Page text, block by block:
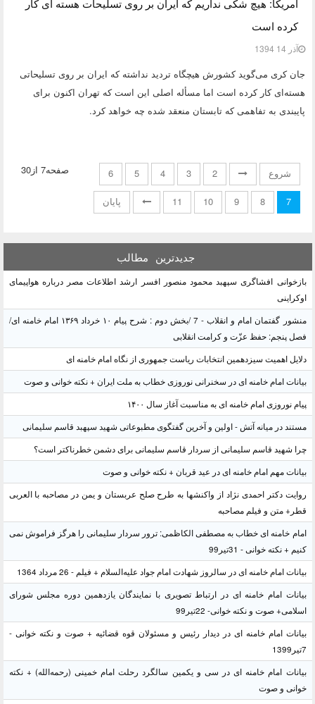
آمریکا: هیچ شکی نداریم که ایران بر روی تسلیحات هسته ای کار
کرده است
آذر 14 1394
جان کری می‌گوید کشورش هیچگاه تردید نداشته که ایران بر روی تسلیحاتی
هسته‌ای کار کرده است اما مسأله اصلی این است که تهران اکنون برای
پایبندی به تفاهمی که تابستان منعقد شده چه خواهد کرد.
صفحه7 از30 شروع 2
3
4
5
6
7
8
9
10
11 پایان
جدیدترین مطالب
بازخوانی افشاگری سپهبد محمود منصور افسر ارشد اطلاعات مصر درباره هواپیمای
اوکراینی
منشور گفتمان امام و انقلاب - 7 /بخش دوم : شرح پیام ۱۰ خرداد ۱۳۶۹ امام خامنه ای/
فصل پنجم: حفظ عزّت و کرامت انقلابی
دلایل اهمیت سیزدهمین انتخابات ریاست جمهوری از نگاه امام خامنه ای
بیانات امام خامنه ای در سخنرانی نوروزی خطاب به ملت ایران + نکته خوانی و صوت
پیام نوروزی امام خامنه ای به مناسبت آغاز سال ۱۴۰۰
مستند در میانه آتش - اولین و آخرین گفتگوی مطبوعاتی شهید سپهبد قاسم سلیمانی
چرا شهید قاسم سلیمانی از سردار قاسم سلیمانی برای دشمن خطرناکتر است؟
بیانات مهم امام خامنه ای در عید قربان + نکته خوانی و صوت
روایت دکتر احمدی نژاد از واکنشها به طرح صلح عربستان و یمن در مصاحبه با العربی
قطر+ متن و فیلم مصاحبه
امام خامنه ای خطاب به مصطفی الکاظمی: ترور سردار سلیمانی را هرگز فراموش نمی
کنیم + نکته خوانی - 31تیر99
بیانات امام خامنه ای در سالروز شهادت امام جواد علیه‌السلام + فیلم - 26 مرداد 1364
بیانات امام خامنه ای در ارتباط تصویری با نمایندگان یازدهمین دوره مجلس شورای
اسلامی+ صوت و نکته خوانی- 22تیر99
بیانات امام خامنه ای در دیدار رئیس و مسئولان قوه قضائیه + صوت و نکته خوانی -
7تیر1399
بیانات امام خامنه ای در سی و یکمین سالگرد رحلت امام خمینی (رحمه‌الله) + نکته
خوانی و صوت